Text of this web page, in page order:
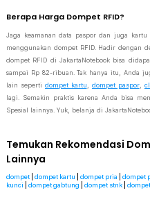
Berapa Harga Dompet RFID?
Jaga keamanan data paspor dan juga
menggunakan dompet RFID. Hadir dengan
dompet RFID di JakartaNotebook bisa
sampai Rp 82-ribuan. Tak hanya itu, Anda
lain seperti dompet kartu dompet paspor,
lagi. Semakin praktis karena Anda bisa
Spesial lainnya. Yuk, belanja di
Temukan Rekomendasi
Lainnya
dompet dompet kartu dompet pria dompet
kunci
dompet gabtung dompet stnk